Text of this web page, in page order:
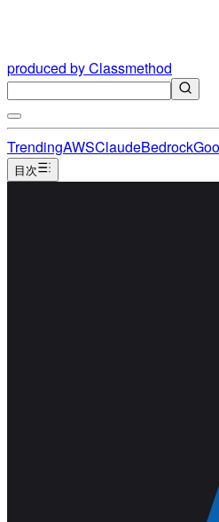
produced by Classmethod
TrendingAWSClaudeBedrock
目次